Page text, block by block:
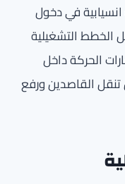
في دخول
الخطط التشغيلية
الحركة داخل
القاصدين ورفع